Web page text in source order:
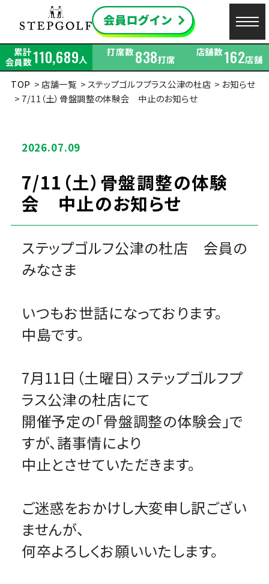
累計
会員数110,689人
打席数838打席
店舗数162店舗
TOP
店舗一覧 ステップゴルフプラス公津の杜店
お知らせ
7/11（土）骨盤調整の体験会 中止のお知らせ
2026.07.09
7/11（土）骨盤調整の体験
会 中止のお知らせ
ステップゴルフ公津の杜店 会員の
みなさま
いつもお世話になっております。
中島です。
7月11日（土曜日）ステップゴルフプ
ラス公津の杜店にて
開催予定の「骨盤調整の体験会」で
すが、諸事情により
中止とさせていただきます。
ご迷惑をおかけし大変申し訳ござい
ませんが、
何卒よろしくお願いいたします。